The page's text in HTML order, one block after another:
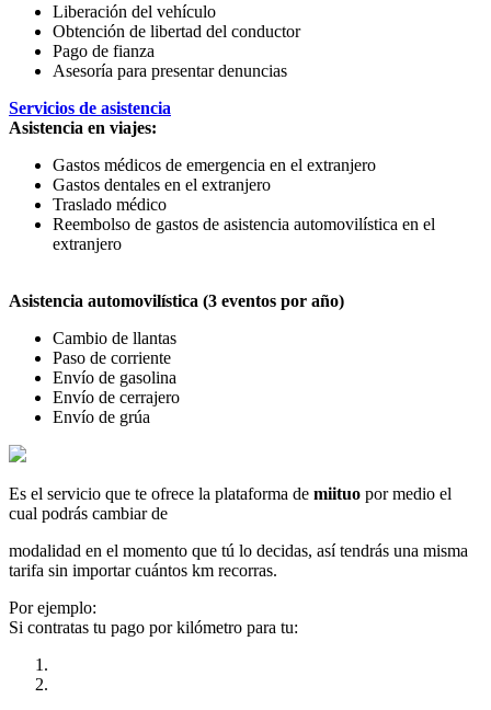
Liberación del vehículo
Obtención de libertad del conductor
Pago de fianza
Asesoría para presentar denuncias
Servicios de asistencia
Asistencia en viajes:
Gastos médicos de emergencia en el extranjero
Gastos dentales en el extranjero
Traslado médico
Reembolso de gastos de asistencia automovilística en el
extranjero
Asistencia automovilística (3 eventos por año)
Cambio de llantas
Paso de corriente
Envío de gasolina
Envío de cerrajero
Envío de grúa
Es el servicio que te ofrece la plataforma de miituo por medio el
cual podrás cambiar de
modalidad en el momento que tú lo decidas, así tendrás una misma
tarifa sin importar cuántos km recorras.
Por ejemplo:
Si contratas tu pago por kilómetro para tu: